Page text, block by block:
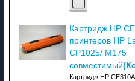
Картридж HP
принтеров HP
CP1025/ M175
совместимый
Картридж HP